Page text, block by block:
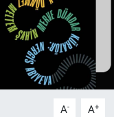
A- A+